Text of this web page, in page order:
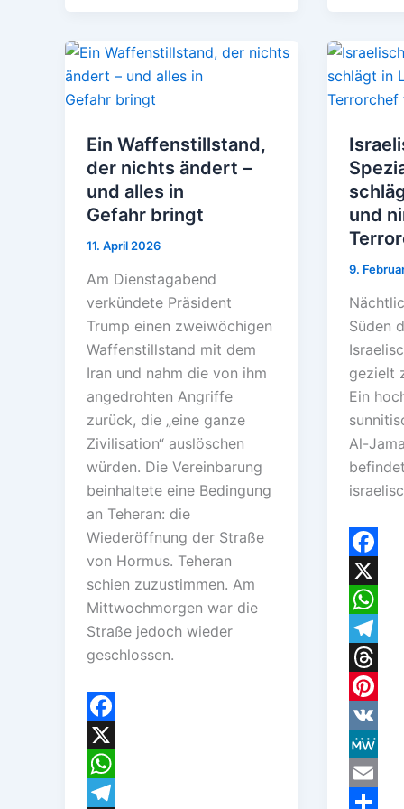
n
Ein Waffenstillstand,
der nichts ändert –
und alles in
Gefahr bringt
11. April 2026
Am Dienstagabend
verkündete Präsident
Trump einen zweiwöchigen
Waffenstillstand mit dem
Iran und nahm die von ihm
angedrohten Angriffe
zurück, die „eine ganze
Zivilisation“ auslöschen
würden. Die Vereinbarung
beinhaltete eine Bedingung
an Teheran: die
Wiederöffnung der Straße
von Hormus. Teheran
schien zuzustimmen. Am
Mittwochmorgen war die
Straße jedoch wieder
geschlossen.
F
a
c
X
W
und
9.
Süden
gezielt
Ein
Al-
F
a
c
e
b
o
o
k
X
W
h
a
t
s
A
p
T
e
e
g
T
h
r
e
a
P
i
n
V
K
M
eE